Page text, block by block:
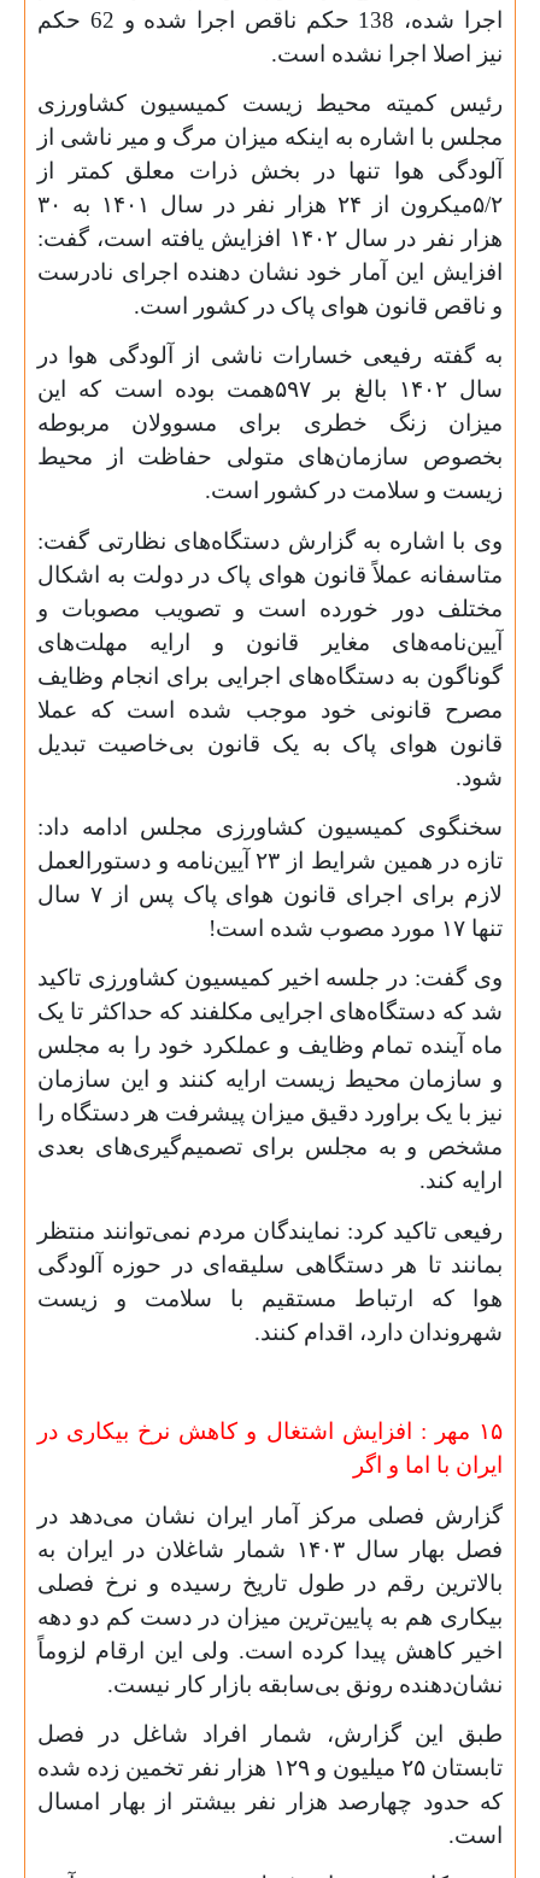
اجرا شده، 138 حکم ناقص اجرا شده و 62 حکم
نیز اصلا اجرا نشده است.
رئیس کمیته محیط زیست کمیسیون کشاورزی
مجلس با اشاره به اینکه میزان مرگ و میر ناشی از
آلودگی هوا تنها در بخش ذرات معلق کمتر از
۵/۲میکرون از ۲۴ هزار نفر در سال ۱۴۰۱ به ۳۰
هزار نفر در سال ۱۴۰۲ افزایش یافته است، گفت:
افزایش این آمار خود نشان دهنده اجرای نادرست
و ناقص قانون هوای پاک در کشور است.
به گفته رفیعی خسارات ناشی از آلودگی هوا در
سال ۱۴۰۲ بالغ بر ۵۹۷همت بوده است که این
میزان زنگ خطری برای مسوولان مربوطه
بخصوص سازمان‌های متولی حفاظت از محیط
زیست و سلامت در کشور است.
وی با اشاره به گزارش دستگاه‌های نظارتی گفت:
متاسفانه عملاً قانون هوای پاک در دولت به اشکال
مختلف دور خورده است و تصویب مصوبات و
آیین‌نامه‌های مغایر قانون و ارایه مهلت‌های
گوناگون به دستگاه‌های اجرایی برای انجام وظایف
مصرح قانونی خود موجب شده است که عملا
قانون هوای پاک به یک قانون بی‌خاصیت تبدیل
شود.
سخنگوی کمیسیون کشاورزی مجلس ادامه داد:
تازه در همین شرایط از ۲۳ آیین‌نامه و دستورالعمل
لازم برای اجرای قانون هوای پاک پس از ۷ سال
تنها ۱۷ مورد مصوب شده است!
وی گفت: در جلسه اخیر کمیسیون کشاورزی تاکید
شد که دستگاه‌های اجرایی مکلفند که حداکثر تا یک
ماه آینده تمام وظایف و عملکرد خود را به مجلس
و سازمان محیط زیست ارایه کنند و این سازمان
نیز با یک براورد دقیق میزان پیشرفت هر دستگاه را
مشخص و به مجلس برای تصمیم‌گیری‌های بعدی
ارایه کند.
رفیعی تاکید کرد: نمایندگان مردم نمی‌توانند منتظر
بمانند تا هر دستگاهی سلیقه‌ای در حوزه آلودگی
هوا که ارتباط مستقیم با سلامت و زیست
شهروندان دارد، اقدام کنند.
۱۵ مهر :
افزایش اشتغال و کاهش نرخ بیکاری در
ایران با اما و اگر
گزارش فصلی مرکز آمار ایران نشان می‌دهد در
فصل بهار سال ۱۴۰۳ شمار شاغلان در ایران به
بالاترین رقم در طول تاریخ رسیده و نرخ فصلی
بیکاری هم به پایین‌ترین میزان در دست کم دو دهه
اخیر کاهش پیدا کرده است. ولی این ارقام لزوماً
نشان‌دهنده رونق بی‌سابقه بازار کار نیست.
طبق این گزارش، شمار افراد شاغل در فصل
تابستان۲۵ میلیون و ۱۲۹ هزار نفر تخمین زده شده
که حدود چهارصد هزار نفر بیشتر از بهار امسال
است.